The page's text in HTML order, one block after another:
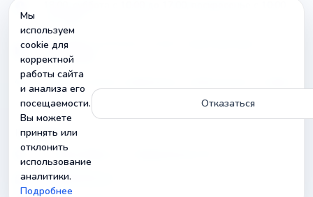
Доставка по России почтой и транспортными
компаниями
Контакты
г. Новосибирск, ул. Зыряновская 119
info@radiobuy.ru
Мы
используем
cookie для
корректной
работы сайта
и анализа его
посещаемости.
Вы можете
принять или
отклонить
использование
аналитики.
Подробнее
Отказаться